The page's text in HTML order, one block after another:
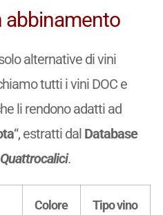
abbinamento
alternative di vini
tutti i vini DOC e
li rendono adatti ad
“, estratti dal Database
Quattrocalici.
Colore
Tipo vino